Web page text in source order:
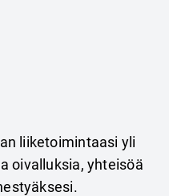
liiketoimintaasi yli
oivalluksia, yhteisöä